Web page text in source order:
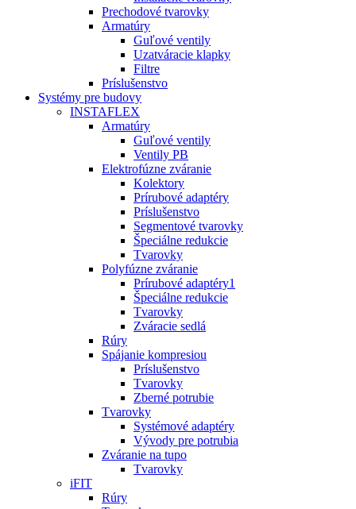
Prechodové tvarovky
Armatúry
Guľové ventily
Uzatváracie klapky
Filtre
Príslušenstvo
Systémy pre budovy
INSTAFLEX
Armatúry
Guľové ventily
Ventily PB
Elektrofúzne zváranie
Kolektory
Prírubové adaptéry
Príslušenstvo
Segmentové tvarovky
Špeciálne redukcie
Tvarovky
Polyfúzne zváranie
Prírubové adaptéry1
Špeciálne redukcie
Tvarovky
Zváracie sedlá
Rúry
Spájanie kompresiou
Príslušenstvo
Tvarovky
Zberné potrubie
Tvarovky
Systémové adaptéry
Vývody pre potrubia
Zváranie na tupo
Tvarovky
iFIT
Rúry